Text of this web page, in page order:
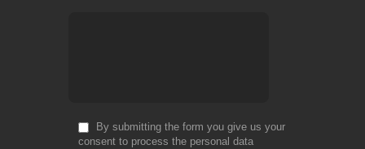
By submitting the form you give us your
consent to process the personal data